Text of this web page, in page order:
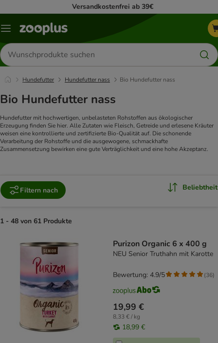
Versandkostenfrei ab 39€
Menü
Produkte
suchen
Hundefutter Hundefutter nass Bio Hundefutter nass
Bio Hundefutter nass
Hundefutter mit hochwertigen, unbelasteten Rohstoffen aus ökologischer
Erzeugung finden Sie hier. Alle Zutaten wie Fleisch, Getreide und erlesene Kräuter
weisen eine kontrollierte und zertifizierte Bio-Qualität auf. Die schonende
Verarbeitung der Rohstoffe und die ausgewogene, schmackhafte
Zusammensetzung bewirken eine gute Verträglichkeit und eine hohe Akzeptanz.
Filtern nach Beliebtheit
1 - 48 von 61 Produkte
Purizon Organic 6 x 400 g
NEU Senior Truthahn mit Karotte
19,99 €
8,33 € / kg
18,99 €
Bewertung: 4.9/5 (36)